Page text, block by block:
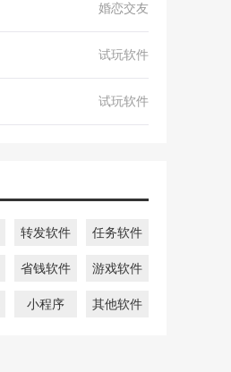
婚恋交友
试玩软件
试玩软件
转发软件 任务软件
省钱软件 游戏软件
小程序 其他软件